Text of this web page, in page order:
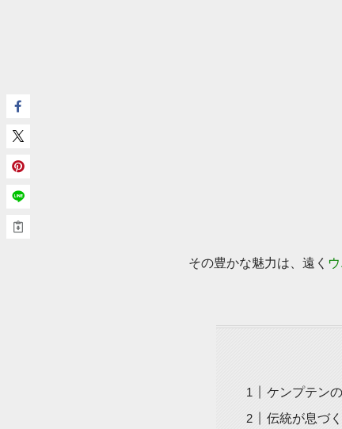
その豊かな魅力は、遠く
ケンプテン
伝統が息づ